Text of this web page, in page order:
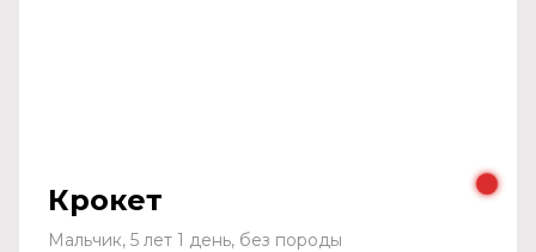
Крокет
Мальчик, 5 лет 1 день, без породы